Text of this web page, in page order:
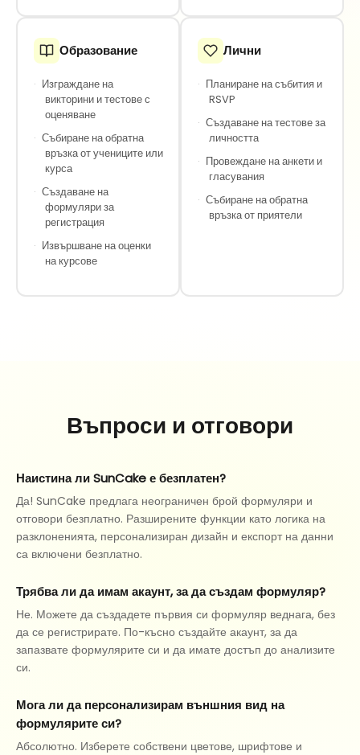
Образование
· Изграждане на
викторини и тестове с
оценяване
· Събиране на обратна
връзка от учениците или
курса
· Създаване на
формуляри за
регистрация
· Извършване на оценки
на курсове
Лични
· Планиране на събития и
RSVP
· Създаване на тестове за
личността
· Провеждане на анкети и
гласувания
· Събиране на обратна
връзка от приятели
Въпроси и отговори
Наистина ли SunCake е безплатен?
Да! SunCake предлага неограничен брой формуляри и
отговори безплатно. Разширените функции като логика на
разклоненията, персонализиран дизайн и експорт на данни
са включени безплатно.
Трябва ли да имам акаунт, за да създам формуляр?
Не. Можете да създадете първия си формуляр веднага, без
да се регистрирате. По-късно създайте акаунт, за да
запазвате формулярите си и да имате достъп до анализите
си.
Мога ли да персонализирам външния вид на
формулярите си?
Абсолютно. Изберете собствени цветове, шрифтове и